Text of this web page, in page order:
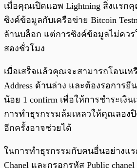
เมื่อคุณเปิดแอพ Lightning สิ่งแรก
ซิงค์ข้อมูลกับเครือข่าย Bitcoin
ล้านบล็อก แต่การซิงค์ข้อมูลไม่ควร
สองชั่วโมง
เมื่อเสร็จแล้วคุณจะสามารถโอนเห
Address ด้านล่าง และต้องรอการยื
น้อย 1 confirm เพื่อให้การชำระเงิ
การทำธุรกรรมล้มเหลวให้คุณลอง
อีกครั้งอาจช่วยได้
ในการทำธุรกรรมกับคนอื่นอย่างแ
Chanel และกรอกรหัส Public